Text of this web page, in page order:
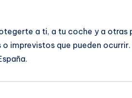
a ti, a tu coche y a otras
imprevistos que pueden ocurrir.